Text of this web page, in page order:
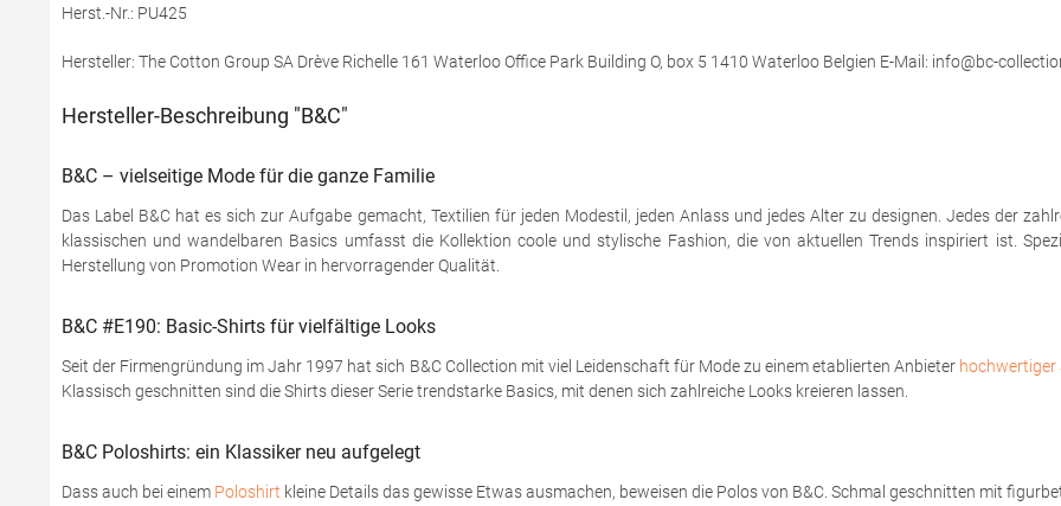
Herst.-Nr.: PU425
Hersteller: The Cotton Group SA Drève Richelle 161 Waterloo Office Park Building O, box 5 1410 Waterloo Belgien E-Mail: info@bc-
Hersteller-Beschreibung "B&C"
B&C – vielseitige Mode für die ganze Familie
Das Label B&C hat es sich zur Aufgabe gemacht, Textilien für jeden Modestil, jeden Anlass und jedes Alter zu designen. Jedes der
klassischen und wandelbaren Basics umfasst die Kollektion coole und stylische Fashion, die von aktuellen Trends inspiriert ist.
Herstellung von Promotion Wear in hervorragender Qualität.
B&C #E190: Basic-Shirts für vielfältige Looks
Seit der Firmengründung im Jahr 1997 hat sich B&C Collection mit viel Leidenschaft für Mode zu einem etablierten Anbieter hochwertiger
Klassisch geschnitten sind die Shirts dieser Serie trendstarke Basics, mit denen sich zahlreiche Looks kreieren lassen.
B&C Poloshirts: ein Klassiker neu aufgelegt
Dass auch bei einem Poloshirt kleine Details das gewisse Etwas ausmachen, beweisen die Polos von B&C. Schmal geschnitten mit